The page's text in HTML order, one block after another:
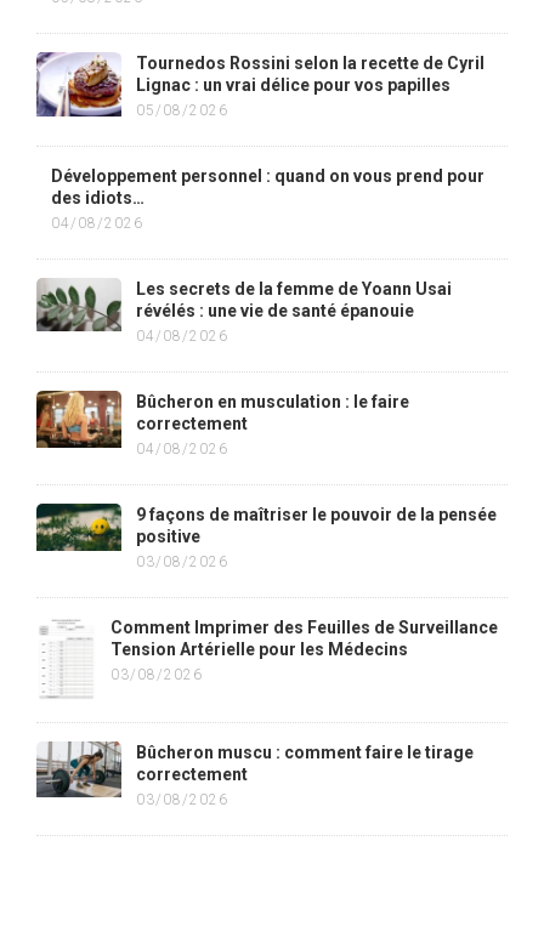
Tournedos Rossini selon la recette de Cyril
Lignac : un vrai délice pour vos papilles
05/08/2026
Développement personnel : quand on vous prend pour
des idiots…
04/08/2026
Les secrets de la femme de Yoann Usai
révélés : une vie de santé épanouie
04/08/2026
Bûcheron en musculation : le faire
correctement
04/08/2026
9 façons de maîtriser le pouvoir de la pensée
positive
03/08/2026
Comment Imprimer des Feuilles de Surveillance
Tension Artérielle pour les Médecins
03/08/2026
Bûcheron muscu : comment faire le tirage
correctement
03/08/2026